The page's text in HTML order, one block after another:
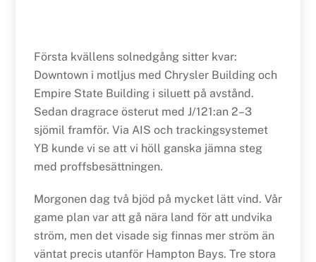
Första kvällens solnedgång sitter kvar:
Downtown i motljus med Chrysler Building och
Empire State Building i siluett på avstånd.
Sedan dragrace österut med J/121:an 2–3
sjömil framför. Via AIS och trackingsystemet
YB kunde vi se att vi höll ganska jämna steg
med proffsbesättningen.
Morgonen dag två bjöd på mycket lätt vind. Vår
game plan var att gå nära land för att undvika
ström, men det visade sig finnas mer ström än
väntat precis utanför Hampton Bays. Tre stora